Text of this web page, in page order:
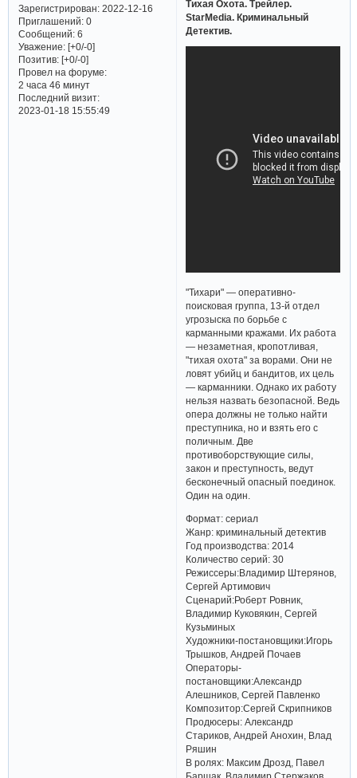
Зарегистрирован: 2022-12-16
Приглашений:0
Сообщений:6
Уважение: [+0/-0]
Позитив: [+0/-0]
Провел на форуме:
2 часа 46 минут
Последний визит:
2023-01-18 15:55:49
Тихая Охота. Трейлер.
StarMedia. Криминальный
Детектив.
"Тихари" — оперативно-
поисковая группа, 13-й отдел
угрозыска по борьбе с
карманными кражами. Их работа
— незаметная, кропотливая,
"тихая охота" за ворами. Они не
ловят убийц и бандитов, их цель
— карманники. Однако их работу
нельзя назвать безопасной. Ведь
опера должны не только найти
преступника, но и взять его с
поличным. Две
противоборствующие силы,
закон и преступность, ведут
бесконечный опасный поединок.
Один на один.
Формат: сериал
Жанр: криминальный детектив
Год производства: 2014
Количество серий: 30
Режиссеры:Владимир Штерянов,
Сергей Артимович
Сценарий:Роберт Ровник,
Владимир Куковякин, Сергей
Кузьминых
Художники-постановщики:Игорь
Трышков, Андрей Почаев
Операторы-
постановщики:Александр
Алешников, Сергей Павленко
Композитор:Сергей Скрипников
Продюсеры: Александр
Стариков, Андрей Анохин, Влад
Ряшин
В ролях: Максим Дрозд, Павел
Баршак, Владимир Стержаков,